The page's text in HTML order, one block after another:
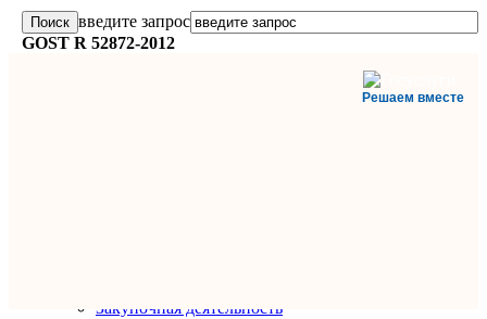
введите запрос
GOST R 52872-2012
Решаем вместе
Закупочная деятельность